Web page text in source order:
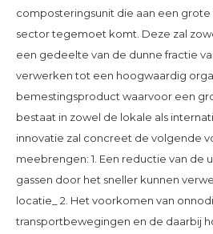
composteringsunit die aan een grote
sector tegemoet komt. Deze zal
een gedeelte van de dunne fractie
verwerken tot een hoogwaardig
bemestingsproduct waarvoor een
bestaat in zowel de lokale als
innovatie zal concreet de volgende
meebrengen: 1. Een reductie van de
gassen door het sneller kunnen
locatie_ 2. Het voorkomen van
transportbewegingen en de daarbij